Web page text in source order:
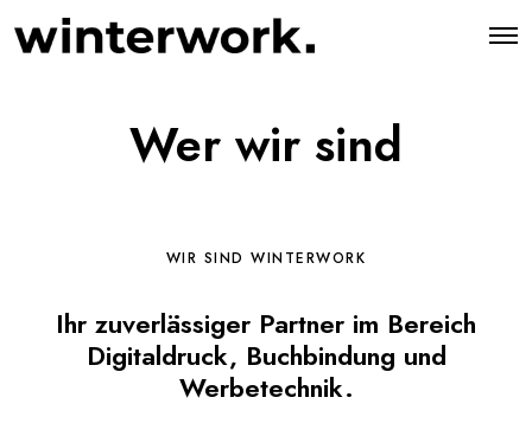
O
Wer wir sind
WIR SIND WINTERWORK
Ihr zuverlässiger Partner im Bereich
Digitaldruck, Buchbindung und
Werbetechnik.